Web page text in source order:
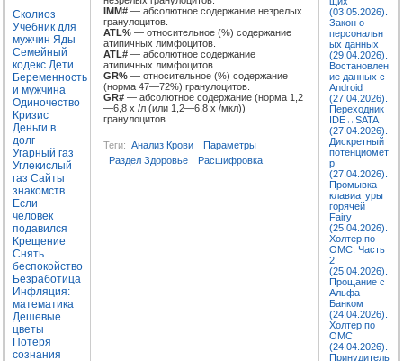
Сколиоз
Учебник для
мужчин Яды
Семейный
кодекс Дети
Беременность
и мужчина
Одиночество
Кризис
Деньги в
долг
Угарный газ
Углекислый
газ Сайты
знакомств
Если
человек
подавился
Крещение
Снять
беспокойство
Безработица
Инфляция:
математика
Дешевые
цветы
Потеря
сознания
IMM# — абсолютное содержание незрелых
гранулоцитов.
ATL% — относительное (%) содержание
атипичных лимфоцитов.
ATL# — абсолютное содержание
атипичных лимфоцитов.
GR% — относительное (%) содержание
(норма 47—72%) гранулоцитов.
GR# — абсолютное содержание (норма 1,2
—6,8 х /л (или 1,2—6,8 х /мкл))
гранулоцитов.
Теги: Анализ Крови
Параметры
Раздел Здоровье
Расшифровка
(03.05.2026).
Закон о
персональн
ых данных
(29.04.2026).
Востановлен
ие данных с
Android
(27.04.2026).
Переходник
IDE↔SATA
(27.04.2026).
Дискретный
потенциомет
р
(27.04.2026).
Промывка
клавиатуры
горячей
Fairy
(25.04.2026).
Холтер по
ОМС. Часть
2
(25.04.2026).
Прощание с
Альфа-
Банком
(24.04.2026).
Холтер по
ОМС
(24.04.2026).
Принудитель